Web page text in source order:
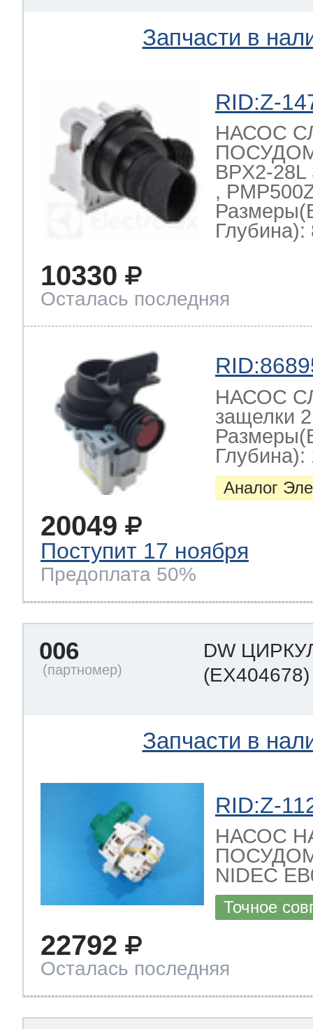
Запчасти в
RID:Z-
НАСОС
BPX2-
,
Глубина):
10330
Осталась последняя
НАСОС
защелки
Глубина):
Аналог
20049
Поступит 17 ноября
Предоплата 50%
006
DW
(EX404678)
Запчасти в
RID:Z-
НАСОС
NIDEC
Точное
22792
Осталась последняя